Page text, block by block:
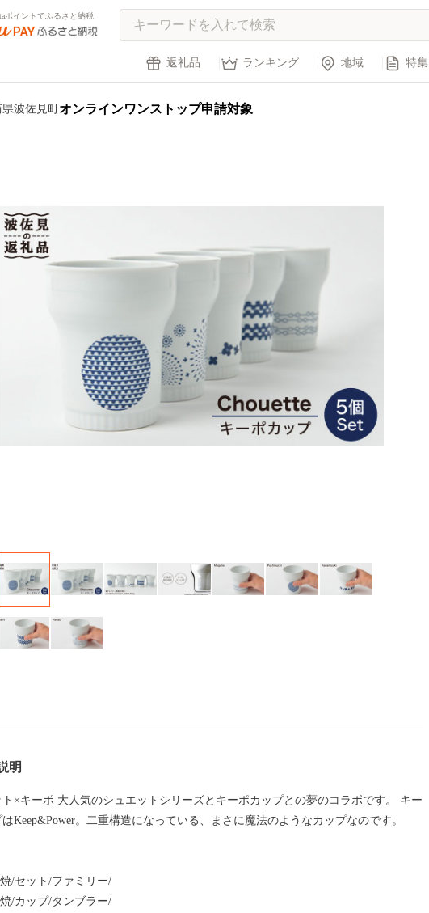
ポイントでふるさと納税
返礼品 ランキング 地域 特集
波佐見町 オンラインワンストップ申請対象
明
ト×キーポ 大人気のシュエットシリーズとキーポカップとの夢のコラボです。 キー
Keep&Power。二重構造になっている、まさに魔法のようなカップなのです。
/セット/ファミリー/
/カップ/タンブラー/